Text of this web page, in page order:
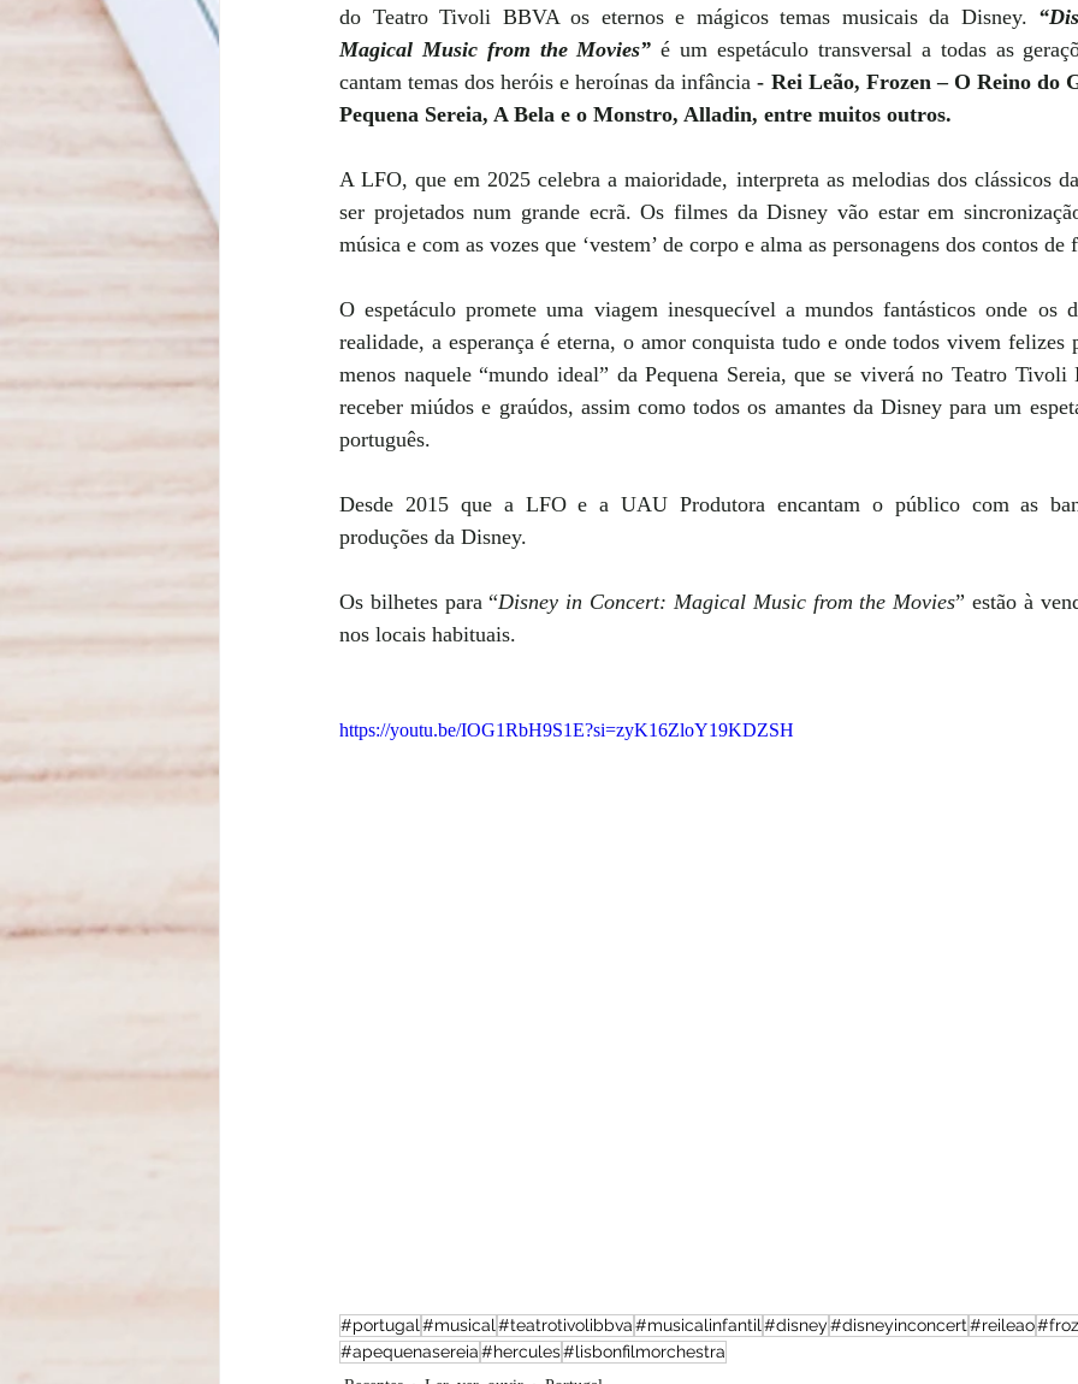
do Teatro Tivoli BBVA os eternos e mágicos temas musicais da Disney.
Magical Music from the Movies” é um espetáculo transversal a todas as
cantam temas dos heróis e heroínas da infância - Rei Leão, Frozen – O Reino do
Pequena Sereia, A Bela e o Monstro, Alladin, entre muitos outros.
A LFO, que em 2025 celebra a maioridade, interpreta as melodias dos clássicos
ser projetados num grande ecrã. Os filmes da Disney vão estar em
música e com as vozes que ‘vestem’ de corpo e alma as personagens dos contos de
O espetáculo promete uma viagem inesquecível a mundos fantásticos onde os
realidade, a esperança é eterna, o amor conquista tudo e onde todos vivem felizes
menos naquele “mundo ideal” da Pequena Sereia, que se viverá no Teatro
receber miúdos e graúdos, assim como todos os amantes da Disney para um
português.
Desde 2015 que a LFO e a UAU Produtora encantam o público com as
produções da Disney.
Os bilhetes para “Disney in Concert: Magical Music from the Movies” estão à
nos locais habituais.
https://youtu.be/IOG1RbH9S1E?si=zyK16ZloY19KDZSH
#portugal #musical #teatrotivolibbva#musicalinfantil #disney#disneyinconcert#reileao
#apequenasereia#hercules#lisbonfilmorchestra